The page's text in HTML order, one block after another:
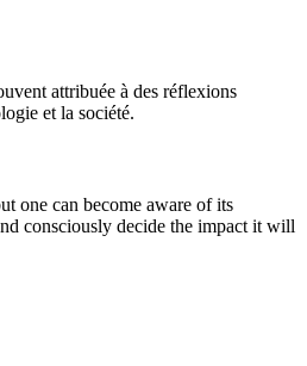
attribuée à des réflexions
et la société.
one can become aware of its
consciously decide the impact it will